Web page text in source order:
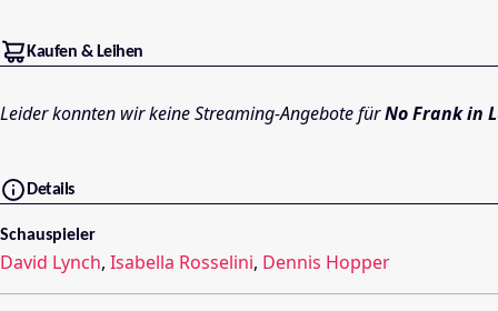
Kaufen & Leihen
Leider konnten wir keine Streaming-Angebote fürNo Frank in
Details
Schauspieler
David Lynch, Isabella Rosselini, Dennis Hopper